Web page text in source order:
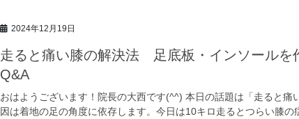
2024年12月19日
走ると痛い膝の解決法 足底板・インソール
Q&A
おはようございます！院長の大西です(^^) 本日の話題は「走ると痛
因は着地の足の角度に依存します。今日は10キロ走るとつらい膝の